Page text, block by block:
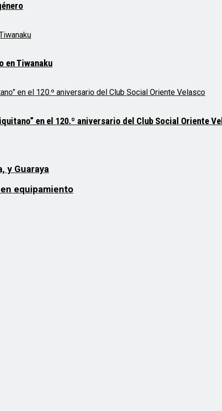
en Tiwanaku
en el 120.º aniversario del Club Social Oriente
y Guaraya
equipamiento